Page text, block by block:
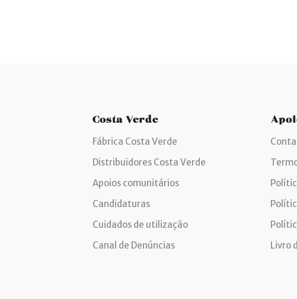
Costa Verde
Fábrica Costa Verde
Distribuidores Costa Verde
Apoios comunitários
Candidaturas
Cuidados de utilização
Canal de Denúncias
Livro